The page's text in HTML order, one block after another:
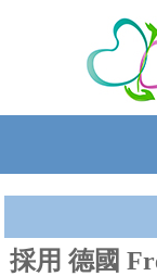
採用 德國